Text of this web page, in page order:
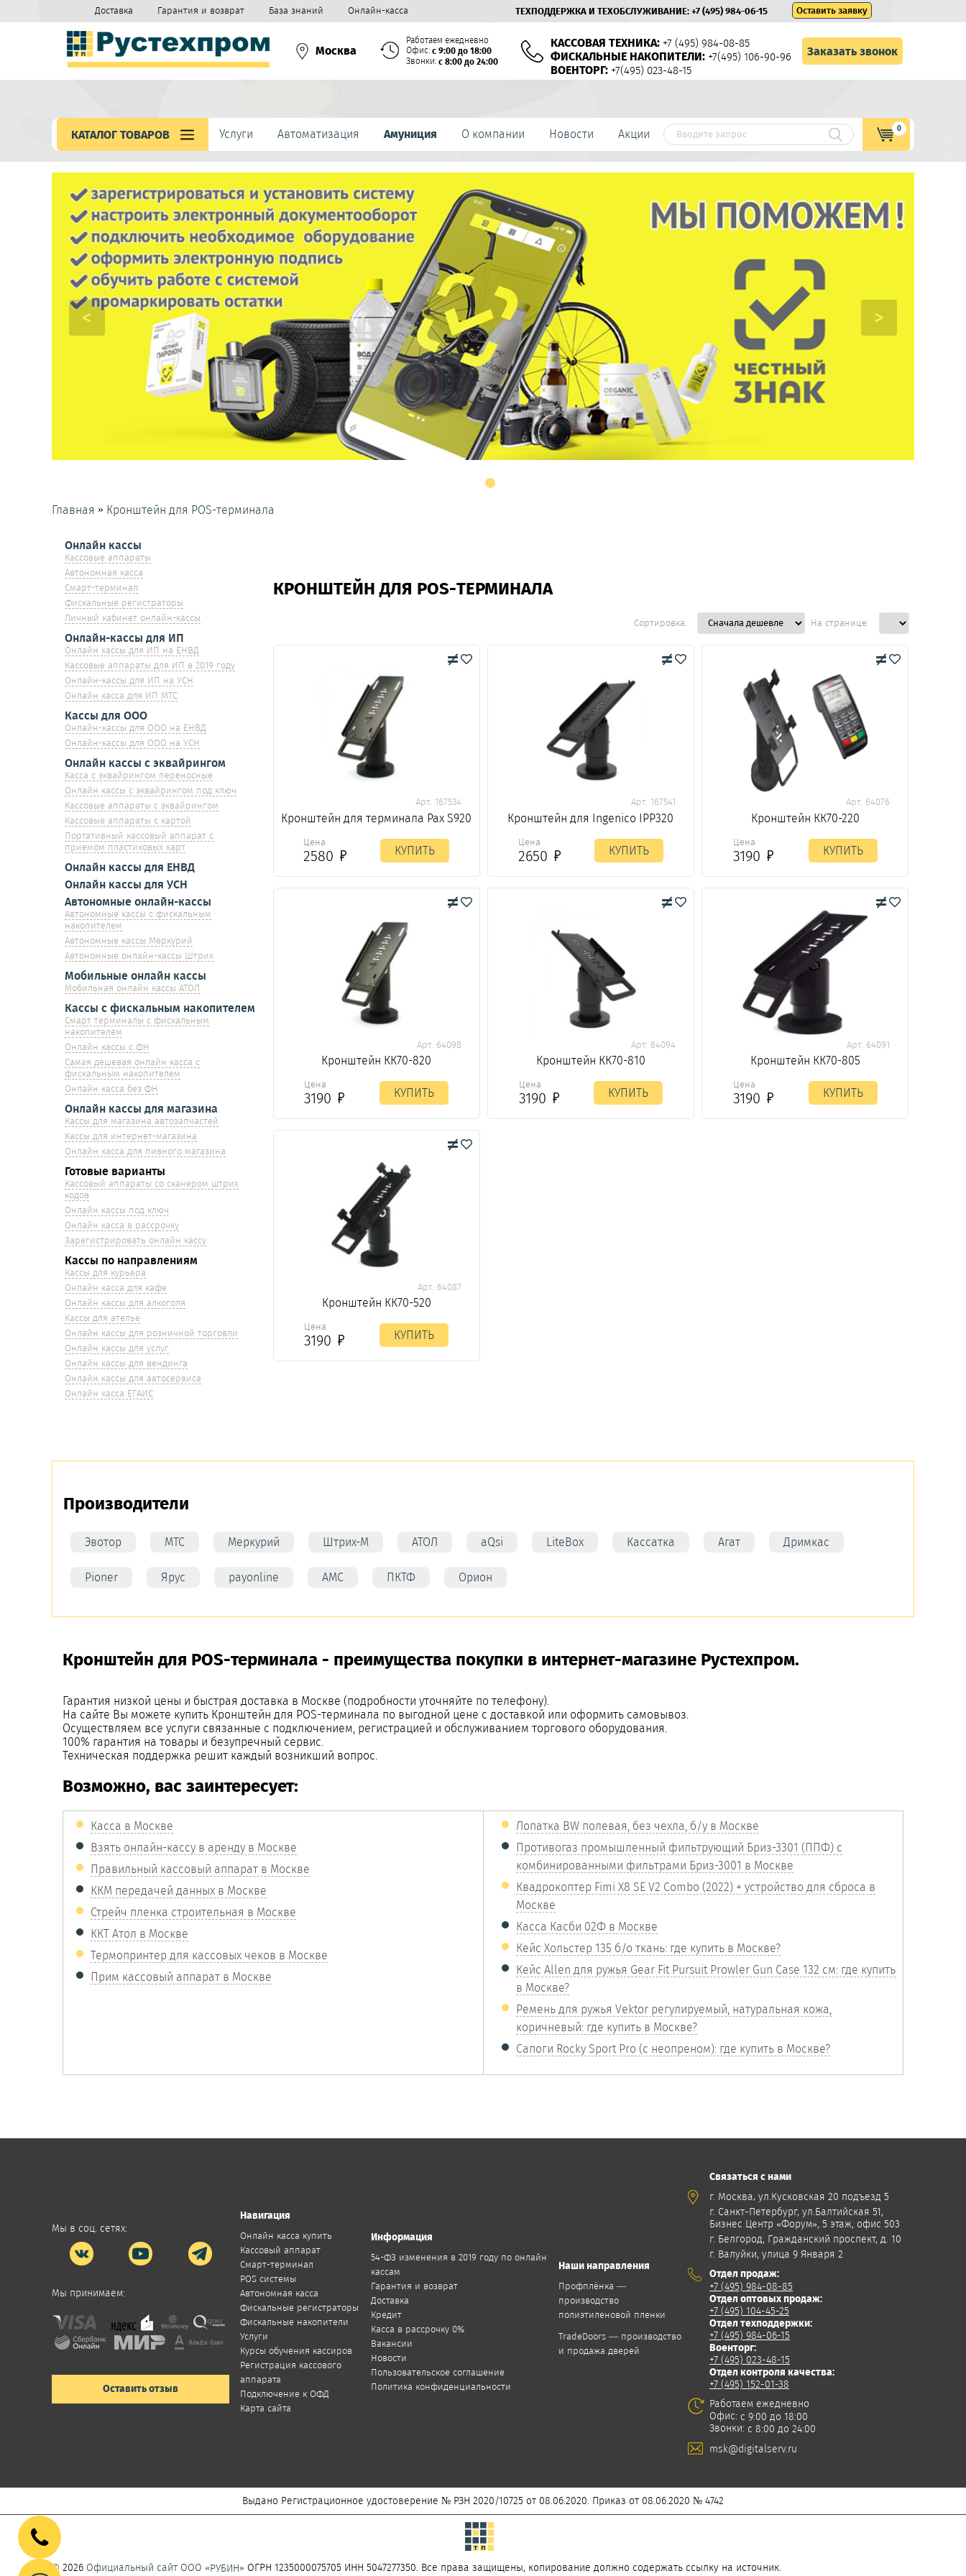
Доставка Гарантия и возврат База знаний Онлайн-касса ТЕХПОДДЕРЖКА И ТЕХОБСЛУЖИВАНИЕ: +7 (495) 984-06-15 Оставить заявку
Москва
Работаем ежедневно
Офис: с 9:00 до 18:00
Звонки: с 8:00 до 24:00
КАССОВАЯ ТЕХНИКА: +7 (495) 984-08-85
ФИСКАЛЬНЫЕ НАКОПИТЕЛИ: +7(495) 106-90-96
ВОЕНТОРГ: +7(495) 023-48-15
Заказать звонок
КАТАЛОГ ТОВАРОВ Услуги Автоматизация Амуниция О компании Новости Акции 0
< >
Главная » Кронштейн для POS-терминала
Онлайн кассы
Кассовые аппараты
Автономная касса
Смарт-терминал
Фискальные регистраторы
Личный кабинет онлайн-кассы
Онлайн-кассы для ИП
Онлайн кассы для ИП на ЕНВД
Кассовые аппараты для ИП в 2019 году
Онлайн-кассы для ИП на УСН
Онлайн касса для ИП МТС
Кассы для ООО
Онлайн-кассы для ООО на ЕНВД
Онлайн-кассы для ООО на УСН
Онлайн кассы с эквайрингом
Касса с эквайрингом переносные
Онлайн кассы с эквайрингом под ключ
Кассовые аппараты с эквайрингом
Кассовые аппараты с картой
Портативный кассовый аппарат с
приемом пластиковых карт
Онлайн кассы для ЕНВД
Онлайн кассы для УСН
Автономные онлайн-кассы
Автономные кассы с фискальным
накопителем
Автономные кассы Меркурий
Автономные онлайн-кассы Штрих
Мобильные онлайн кассы
Мобильная онлайн кассы АТОЛ
Кассы с фискальным накопителем
Смарт терминалы с фискальным
накопителем
Онлайн кассы с ФН
Самая дешевая онлайн касса с
фискальным накопителем
Онлайн касса без ФН
Онлайн кассы для магазина
Кассы для магазина автозапчастей
Кассы для интернет-магазина
Онлайн касса для пивного магазина
Готовые варианты
Кассовый аппараты со сканером штрих
кодов
Онлайн кассы под ключ
Онлайн касса в рассрочку
Зарегистрировать онлайн кассу
Кассы по направлениям
Кассы для курьера
Онлайн касса для кафе
Онлайн кассы для алкоголя
Кассы для ателье
Онлайн кассы для розничной торговли
Онлайн кассы для услуг
Онлайн кассы для вендинга
Онлайн кассы для автосервиса
Онлайн касса ЕГАИС
КРОНШТЕЙН ДЛЯ POS-ТЕРМИНАЛА
Сортировка: На странице:
Арт. 167534
Кронштейн для терминала Pax S920
Цена
2580 КУПИТЬ
Арт. 167541
Кронштейн для Ingenico IPP320
Цена
2650 КУПИТЬ
Арт. 64076
Кронштейн КК70-220
Цена
3190 КУПИТЬ
Арт. 64098
Кронштейн КК70-820
Цена
3190 КУПИТЬ
Арт. 64094
Кронштейн КК70-810
Цена
3190 КУПИТЬ
Арт. 64091
Кронштейн КК70-805
Цена
3190 КУПИТЬ
Арт. 64087
Кронштейн КК70-520
Цена
3190 КУПИТЬ
Производители
Эвотор МТС Меркурий Штрих-М АТОЛ aQsi LiteBox Кассатка Агат Дримкас
Pioner Ярус payonline АМС ПКТФ Орион
Кронштейн для POS-терминала - преимущества покупки в интернет-магазине Рустехпром.
Гарантия низкой цены и быстрая доставка в Москве (подробности уточняйте по телефону).
На сайте Вы можете купить Кронштейн для POS-терминала по выгодной цене с доставкой или оформить самовывоз.
Осуществляем все услуги связанные с подключением, регистрацией и обслуживанием торгового оборудования.
100% гарантия на товары и безупречный сервис.
Техническая поддержка решит каждый возникший вопрос.
Возможно, вас заинтересует:
Касса в Москве
Взять онлайн-кассу в аренду в Москве
Правильный кассовый аппарат в Москве
ККМ передачей данных в Москве
Стрейч пленка строительная в Москве
ККТ Атол в Москве
Термопринтер для кассовых чеков в Москве
Прим кассовый аппарат в Москве
Лопатка BW полевая, без чехла, б/у в Москве
Противогаз промышленный фильтрующий Бриз-3301 (ППФ) с
комбинированными фильтрами Бриз-3001 в Москве
Квадрокоптер Fimi X8 SE V2 Combo (2022) + устройство для сброса в
Москве
Касса Касби 02Ф в Москве
Кейс Хольстер 135 б/о ткань: где купить в Москве?
Кейс Allen для ружья Gear Fit Pursuit Prowler Gun Case 132 см: где купить
в Москве?
Ремень для ружья Vektor регулируемый, натуральная кожа,
коричневый: где купить в Москве?
Сапоги Rocky Sport Pro (с неопреном): где купить в Москве?
Мы в соц. сетях:
Мы принимаем:
Оставить отзыв
Навигация
Онлайн касса купить
Кассовый аппарат
Смарт-терминал
POS системы
Автономная касса
Фискальные регистраторы
Фискальные накопители
Услуги
Курсы обучения кассиров
Регистрация кассового
аппарата
Подключение к ОФД
Карта сайта
Информация
54-ФЗ изменения в 2019 году по онлайн
кассам
Гарантия и возврат
Доставка
Кредит
Касса в рассрочку 0%
Вакансии
Новости
Пользовательское соглашение
Политика конфиденциальности
Наши направления
Профплёнка —
производство
полиэтиленовой пленки
TradeDoors — производство
и продажа дверей
Связаться с нами
г. Москва,ул.Кусковская 20 подъезд 5
г. Санкт-Петербург, ул.Балтийская 51,
Бизнес Центр «Форум», 5 этаж, офис 503
г. Белгород, Гражданский проспект, д. 10
г. Валуйки, улица 9 Января 2
Отдел продаж:
+7 (495) 984-08-85
Отдел оптовых продаж:
+7 (495) 104-45-25
Отдел техподдержки:
+7 (495) 984-06-15
Военторг:
+7 (495) 023-48-15
Отдел контроля качества:
+7 (495) 152-01-38
Работаем ежедневно
Офис: с 9:00 до 18:00
Звонки: с 8:00 до 24:00
msk@digitalserv.ru
Выдано Регистрационное удостоверение № РЗН 2020/10725 от 08.06.2020. Приказ от 08.06.2020 № 4742
© 2026 Официальный сайт ООО «РУБИН» ОГРН 1235000075705 ИНН 5047277350. Все права защищены, копирование должно содержать ссылку на источник.